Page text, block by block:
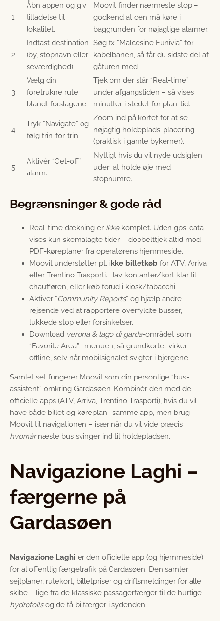
1
Åbn appen og giv
tilladelse til
lokalitet.
Moovit finder nærmeste stop –
godkend at den må køre i
baggrunden for nøjagtige alarmer.
2
Indtast destination
(by, stopnavn eller
seværdighed).
Søg fx “Malcesine Funivia” for
kabelbanen, så får du sidste del af
gåturen med.
3
Vælg din
foretrukne rute
blandt forslagene.
Tjek om der står “Real-time”
under afgangstiden – så vises
minutter i stedet for plan-tid.
4
Tryk “Navigate” og
følg trin-for-trin.
Zoom ind på kortet for at se
nøjagtig holdeplads-placering
(praktisk i gamle bykerner).
5
Aktivér “Get-off”
alarm.
Nyttigt hvis du vil nyde udsigten
uden at holde øje med
stopnumre.
Begrænsninger & gode råd
Real-time dækning er ikkekomplet. Uden gps-data
vises kun skemalagte tider – dobbelttjek altid mod
PDF-køreplaner fra operatørens hjemmeside.
Moovit understøtter pt. ikke billetkøb for ATV, Arriva
eller Trentino Trasporti. Hav kontanter/kort klar til
chaufføren, eller køb forud i kiosk/tabacchi.
Aktiver “Community Reports” og hjælp andre
rejsende ved at rapportere overfyldte busser,
lukkede stop eller forsinkelser.
Download verona & lago di garda-området som
“Favorite Area” i menuen, så grundkortet virker
offline, selv når mobilsignalet svigter i bjergene.
Samlet set fungerer Moovit som din personlige “bus-
assistent” omkring Gardasøen. Kombinér den med de
officielle apps (ATV, Arriva, Trentino Trasporti), hvis du vil
have både billet og køreplan i samme app, men brug
Moovit til navigationen – især når du vil vide præcis
hvornårnæste bus svinger ind til holdepladsen.
Navigazione Laghi –
færgerne på
Gardasøen
Navigazione Laghi er den officielle app (og hjemmeside)
for al offentlig færgetrafik på Gardasøen. Den samler
sejlplaner, rute­kort, billet­priser og drifts­meldinger for alle
skibe – lige fra de klassiske passager­færger til de hurtige
hydrofoilsog de få bilfærger i sydenden.